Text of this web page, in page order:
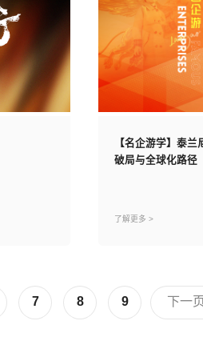
【名企游学】泰
破局与全球化路径
了解更多 >
7 8 9 下一页